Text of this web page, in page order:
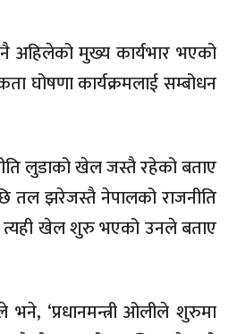
नै अहिलेको मुख्य कार्यभार भएको
घोषणा कार्यक्रमलाई सम्बोधन
लुडाको खेल जस्तै रहेको बताए
तल झरेजस्तै नेपालको राजनीति
खेल शुरु भएको उनले बताए
‘प्रधानमन्त्री अ‍ोलीले शुरुमा